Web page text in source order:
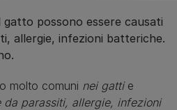
possono essere causati
allergie, infezioni batteriche.
molto comuni nei gattie
da parassiti, allergie, infezioni